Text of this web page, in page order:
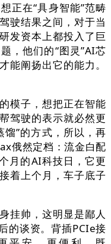
在“具身智能”范畴
驶结果之间，对于当
发资本上都投入了巨
，他们的“图灵”AI芯
能阐扬出它的能力。
子，想把正在智能
驾驶的表示就必然更
”的方式，所以，再
俄然定档：流金白配
月的AI科技日，它更
着上个月，车子底子
帅，这明显是鄙人
的谈资。背插PCIe接